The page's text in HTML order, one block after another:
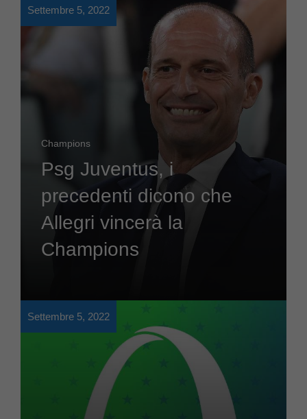
Settembre 5, 2022
Champions
Psg Juventus, i
precedenti dicono che
Allegri vincerà la
Champions
Settembre 5, 2022